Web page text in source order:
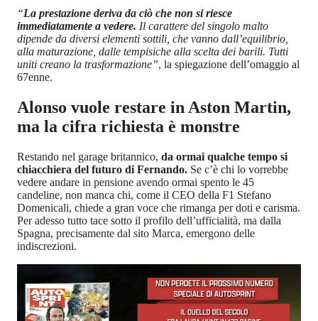
“La prestazione deriva da ciò che non si riesce
immediatamente a vedere. Il carattere del singolo malto
dipende da diversi elementi sottili, che vanno dall’equilibrio,
alla maturazione, dalle tempisiche alla scelta dei barili. Tutti
uniti creano la trasformazione”, la spiegazione dell’omaggio al
67enne.
Alonso vuole restare in Aston Martin,
ma la cifra richiesta è monstre
Restando nel garage britannico, da ormai qualche tempo si
chiacchiera del futuro di Fernando. Se c’è chi lo vorrebbe
vedere andare in pensione avendo ormai spento le 45
candeline, non manca chi, come il CEO della F1 Stefano
Domenicali, chiede a gran voce che rimanga per doti e carisma.
Per adesso tutto tace sotto il profilo dell’ufficialità, ma dalla
Spagna, precisamente dal sito Marca, emergono delle
indiscrezioni.